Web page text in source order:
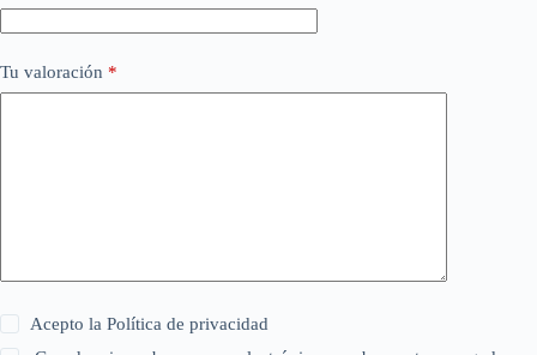
Tu valoración *
Acepto laPolítica de privacidad